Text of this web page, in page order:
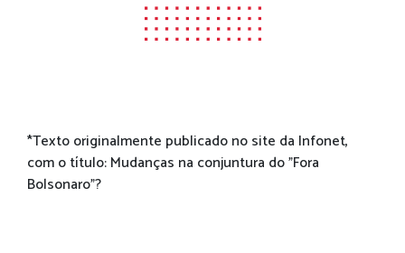
*Texto originalmente publicado no site da Infonet,
com o título: Mudanças na conjuntura do "Fora
Bolsonaro"?